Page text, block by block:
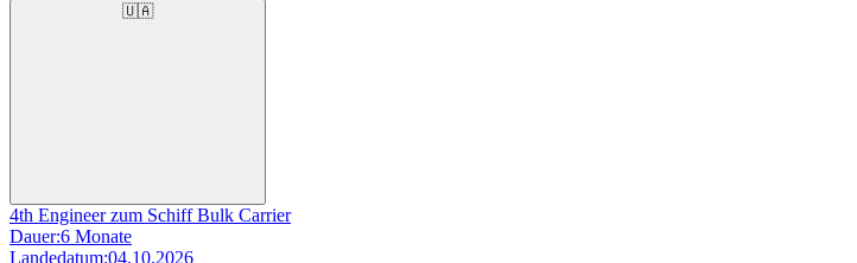
🇺🇦
4th Engineer zum Schiff Bulk Carrier
Dauer:6 Monate
Landedatum:04.10.2026